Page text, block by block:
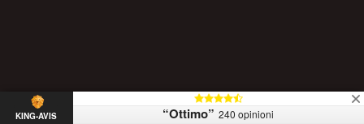
KING-AVIS “Ottimo” 240 opinioni